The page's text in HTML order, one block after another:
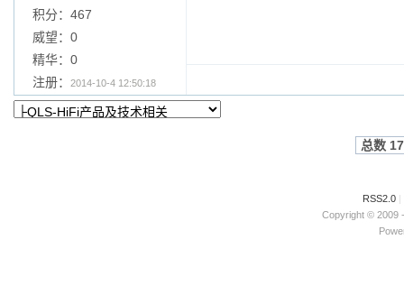
积分：467
威望：0
精华：0
注册：
2014-10-4 12:50:18
总数
RSS2.0 |
Copyright © 2009